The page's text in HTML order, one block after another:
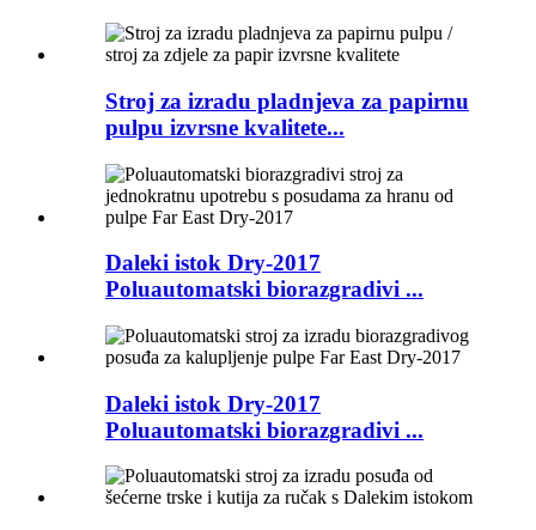
Stroj za izradu pladnjeva za papirnu
pulpu izvrsne kvalitete...
Daleki istok Dry-2017
Poluautomatski biorazgradivi ...
Daleki istok Dry-2017
Poluautomatski biorazgradivi ...